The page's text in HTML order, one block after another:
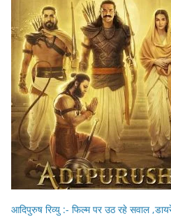
आदिपुरुष रिव्यु :- फिल्म पर उठ रहे सवाल